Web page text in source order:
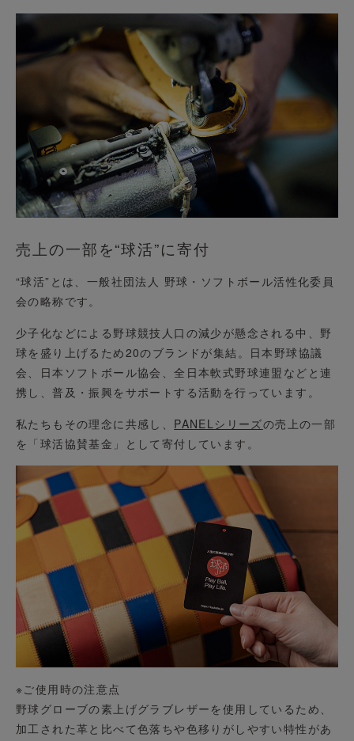
売上の一部を“球活”に寄付
“球活”とは、一般社団法人 野球・ソフトボール活性化委員
会の略称です。
少子化などによる野球競技人口の減少が懸念される中、野
球を盛り上げるため20のブランドが集結。日本野球協議
会、日本ソフトボール協会、全日本軟式野球連盟などと連
携し、普及・振興をサポートする活動を行っています。
私たちもその理念に共感し、 PANELシリーズの売上の一部
を「球活協賛基金」として寄付しています。
※ご使用時の注意点
野球グローブの素上げグラブレザーを使用しているため、
加工された革と比べて色落ちや色移りがしやすい特性があ